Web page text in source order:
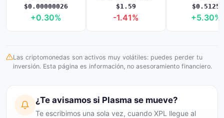
$0.00000026
+0.30%
$1.59
-1.41%
$0.5125
+5.30%
Las criptomonedas son activos muy volátiles: puedes perder tu
inversión. Esta página es información, no asesoramiento financiero.
¿Te avisamos si Plasma se mueve?
Te escribimos una sola vez, cuando XPL llegue al